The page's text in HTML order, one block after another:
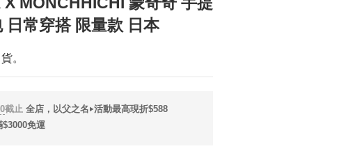
日常穿搭 限量款 日本
。
截止全店，以父之名‣活動最高現折$588
免運